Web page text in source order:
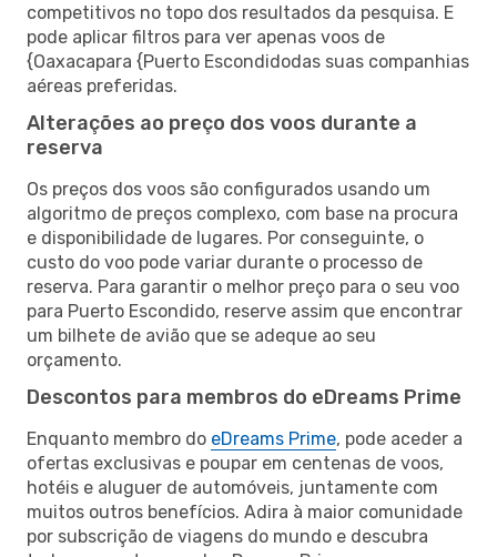
competitivos no topo dos resultados da pesquisa. E
pode aplicar filtros para ver apenas voos de
{Oaxacapara {Puerto Escondidodas suas companhias
aéreas preferidas.
Alterações ao preço dos voos durante a
reserva
Os preços dos voos são configurados usando um
algoritmo de preços complexo, com base na procura
e disponibilidade de lugares. Por conseguinte, o
custo do voo pode variar durante o processo de
reserva. Para garantir o melhor preço para o seu voo
para Puerto Escondido, reserve assim que encontrar
um bilhete de avião que se adeque ao seu
orçamento.
Descontos para membros do eDreams Prime
Enquanto membro do eDreams Prime, pode aceder a
ofertas exclusivas e poupar em centenas de voos,
hotéis e aluguer de automóveis, juntamente com
muitos outros benefícios. Adira à maior comunidade
por subscrição de viagens do mundo e descubra